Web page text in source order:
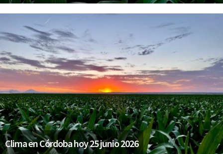
Clima en Córdoba hoy 25 junio 2026